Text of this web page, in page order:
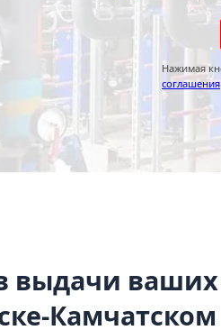
Нажимая
соглашения
выдачи ваших
Камчатском